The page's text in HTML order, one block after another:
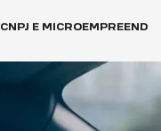
CNPJ E